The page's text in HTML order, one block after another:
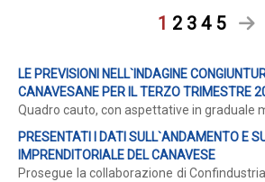
1 2 3 4 5
LE PREVISIONI NELL`INDAGINE
CANAVESANE PER IL TERZO TRIMESTRE
Quadro cauto, con aspettative in graduale
PRESENTATI I DATI SULL`ANDAMENTO E
IMPRENDITORIALE DEL CANAVESE
Prosegue la collaborazione di